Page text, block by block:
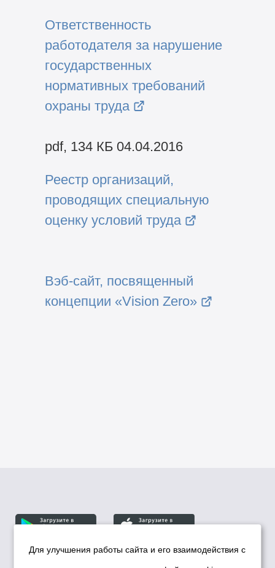
Ответственность
работодателя за нарушение
государственных
нормативных требований
охраны труда
pdf, 134 КБ 04.04.2016
Реестр организаций,
проводящих специальную
оценку условий труда
Вэб-сайт, посвященный
концепции «Vision Zero»
Для улучшения работы сайта и его взаимодействия с